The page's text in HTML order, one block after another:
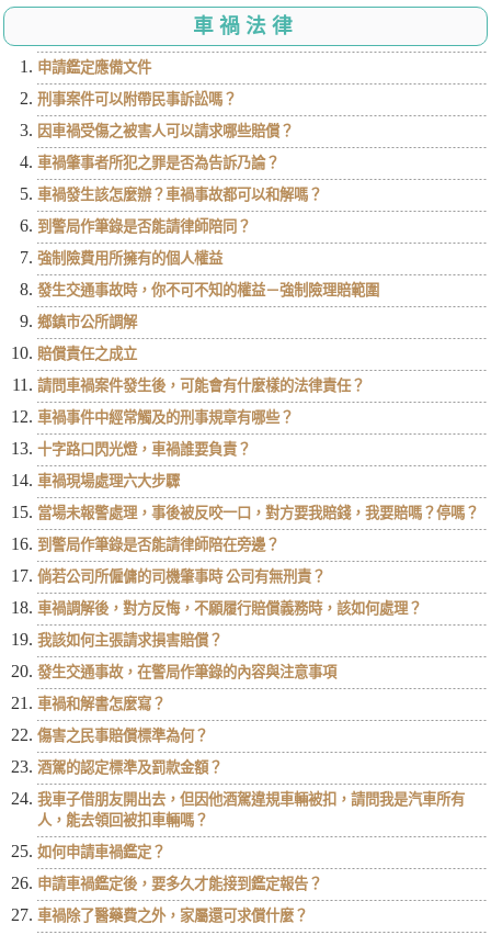
車禍法律
申請鑑定應備文件
刑事案件可以附帶民事訴訟嗎？
因車禍受傷之被害人可以請求哪些賠償？
車禍肇事者所犯之罪是否為告訴乃論？
車禍發生該怎麼辦？車禍事故都可以和解嗎？
到警局作筆錄是否能請律師陪同？
強制險費用所擁有的個人權益
發生交通事故時，你不可不知的權益－強制險理賠範圍
鄉鎮市公所調解
賠償責任之成立
請問車禍案件發生後，可能會有什麼樣的法律責任？
車禍事件中經常觸及的刑事規章有哪些？
十字路口閃光燈，車禍誰要負責？
車禍現場處理六大步驟
當場未報警處理，事後被反咬一口，對方要我賠錢，我要賠嗎？停嗎？
到警局作筆錄是否能請律師陪在旁邊？
倘若公司所僱傭的司機肇事時 公司有無刑責？
車禍調解後，對方反悔，不願履行賠償義務時，該如何處理？
我該如何主張請求損害賠償？
發生交通事故，在警局作筆錄的內容與注意事項
車禍和解書怎麼寫？
傷害之民事賠償標準為何？
酒駕的認定標準及罰款金額？
我車子借朋友開出去，但因他酒駕違規車輛被扣，請問我是汽車所有
人，能去領回被扣車輛嗎？
如何申請車禍鑑定？
申請車禍鑑定後，要多久才能接到鑑定報告？
車禍除了醫藥費之外，家屬還可求償什麼？